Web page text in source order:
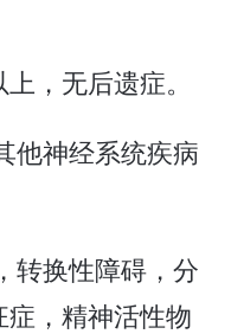
，无后遗症。
他神经系统疾病
转换性障碍，分
，精神活性物